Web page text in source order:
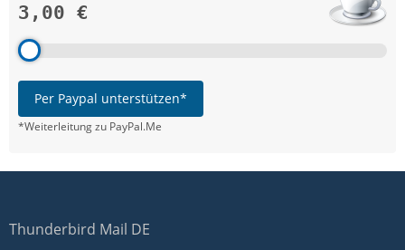
3,00 €
Per Paypal unterstützen*
*Weiterleitung zu PayPal.Me
Thunderbird Mail DE